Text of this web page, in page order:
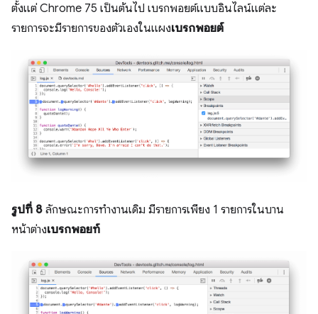
ตั้งแต่ Chrome 75 เป็นต้นไป เบรกพอยต์แบบอินไลน์แต่ละ
รายการจะมีรายการของตัวเองในแผงเบรกพอยต์
รูปที่ 8 ลักษณะการทำงานเดิม มีรายการเพียง 1 รายการในบาน
หน้าต่างเบรกพอยท์